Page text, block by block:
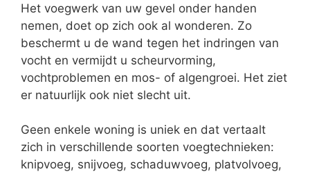
Het voegwerk van uw gevel onder handen
nemen, doet op zich ook al wonderen. Zo
beschermt u de wand tegen het indringen van
vocht en vermijdt u scheurvorming,
vochtproblemen en mos- of algengroei. Het ziet
er natuurlijk ook niet slecht uit.
Geen enkele woning is uniek en dat vertaalt
zich in verschillende soorten voegtechnieken:
knipvoeg, snijvoeg, schaduwvoeg, platvolvoeg,